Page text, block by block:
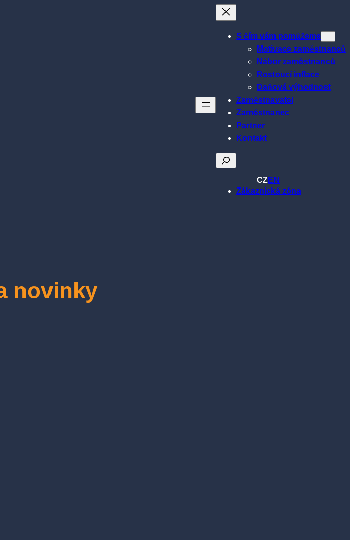
S čím vám pomůžeme
Motivace zaměstnanců
Nábor zaměstnanců
Rostoucí inflace
Daňová výhodnost
Zaměstnavatel
Zaměstnanec
Partner
Kontakt
Hledat
CZEN
Zákaznická zóna
novinky